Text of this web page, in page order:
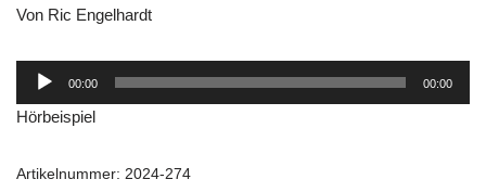
Von Ric Engelhardt
Audio-
00:00 00:00
Hörbeispiel
Artikelnummer: 2024-274